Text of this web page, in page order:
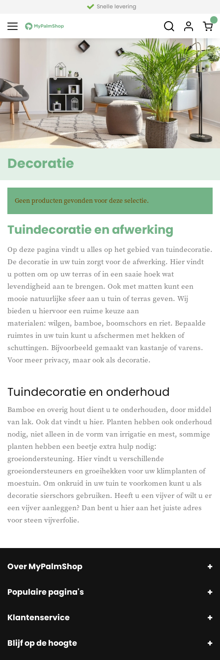
Snelle levering
Decoratie
Geen producten gevonden voor deze selectie.
Tuindecoratie en afwerking
Op deze pagina vindt u alles op het gebied van tuindecoratie.
De decoratie in uw tuin zorgt voor de afwerking. Hier vindt
u potten om op uw terras of in een saaie hoek wat
levendigheid aan te brengen. Ook met matten kunt een
mooie natuurlijke sfeer aan u tuin of terras geven. Wij
bieden u hiervoor een ruime keuze aan
materialen: wilgen, bamboe, boomschors en riet. Bepaalde
ruimtes in uw tuin kunt u afschermen met hekken of
schuttingen. Bijvoorbeeld gemaakt van kastanje of varens.
Voor meer privacy, maar ook als decoratie.
Tuindecoratie en onderhoud
Bamboe en overig hout dient u te onderhouden, door middel
van lak. Ook dat vindt u hier. Planten hebben ook onderhoud
nodig, niet alleen in de vorm van irrigatie en mest, sommige
planten hebben een beetje extra hulp nodig:
groeiondersteuning. Hier vindt u verschillende
groeiondersteuners en groeihekken voor uw klimplanten of
moestuin. Om onkruid in uw tuin te voorkomen kunt u als
decoratie sierschors gebruiken. Heeft u een vijver of wilt u er
een vijver aanleggen? Dan bent u hier aan het juiste adres
voor steen vijverfolie.
Over MyPalmShop
Populaire pagina's
Klantenservice
Blijf op de hoogte